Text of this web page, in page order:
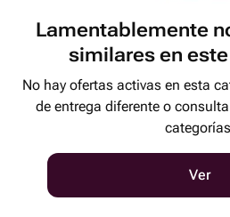
Lamentablemente
similares en
No hay ofertas activas en esta
de entrega diferente o
Ver